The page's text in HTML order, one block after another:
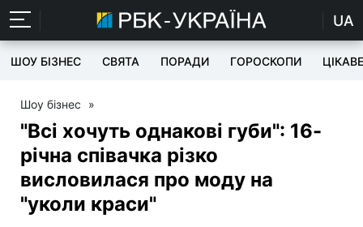
UA
ШОУ БІЗНЕС СВЯТА ПОРАДИ ГОРОСКОПИ ЦІКАВЕ
Шоу бізнес »
"Всі хочуть однакові губи": 16-
річна співачка різко
висловилася про моду на
"уколи краси"